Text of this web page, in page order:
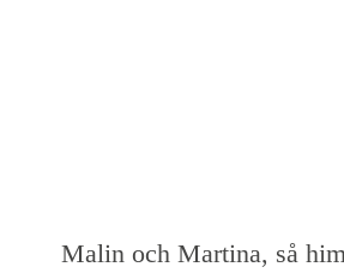
Malin och Martina, så